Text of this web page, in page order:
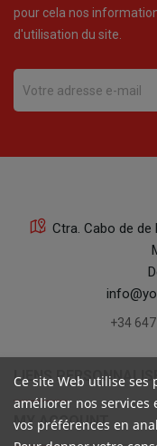
pour cela nos
d'utilisation du site.
Ctra. Cabo de de
+34
LIENS
MY ACCOUNT
Ce site Web utilise
améliorer nos services
vos préférences en